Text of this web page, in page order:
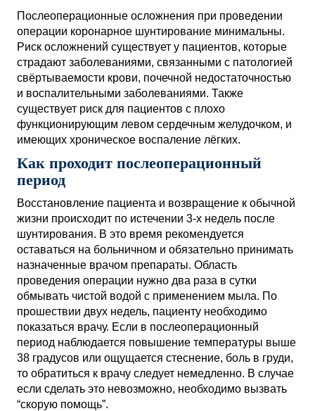
Послеоперационные осложнения при проведении
операции коронарное шунтирование минимальны.
Риск осложнений существует у пациентов, которые
страдают заболеваниями, связанными с патологией
свёртываемости крови, почечной недостаточностью
и воспалительными заболеваниями. Также
существует риск для пациентов с плохо
функционирующим левом сердечным желудочком, и
имеющих хроническое воспаление лёгких.
Как проходит послеоперационный
период
Восстановление пациента и возвращение к обычной
жизни происходит по истечении 3-х недель после
шунтирования. В это время рекомендуется
оставаться на больничном и обязательно принимать
назначенные врачом препараты. Область
проведения операции нужно два раза в сутки
обмывать чистой водой с применением мыла. По
прошествии двух недель, пациенту необходимо
показаться врачу. Если в послеоперационный
период наблюдается повышение температуры выше
38 градусов или ощущается стеснение, боль в груди,
то обратиться к врачу следует немедленно. В случае
если сделать это невозможно, необходимо вызвать
“скорую помощь”.